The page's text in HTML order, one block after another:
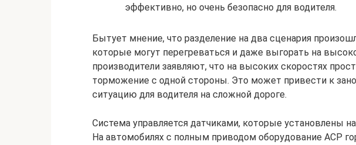
эффективно, но очень безопасно для водителя.
Бытует мнение, что разделение на два сценария
которые могут перегреваться и даже выгорать на
производители заявляют, что на высоких скоростях
торможение с одной стороны. Это может привести к
ситуацию для водителя на сложной дороге.
Система управляется датчиками, которые установлены
На автомобилях с полным приводом оборудование АСР